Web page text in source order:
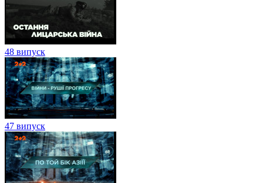
48 випуск
47 випуск